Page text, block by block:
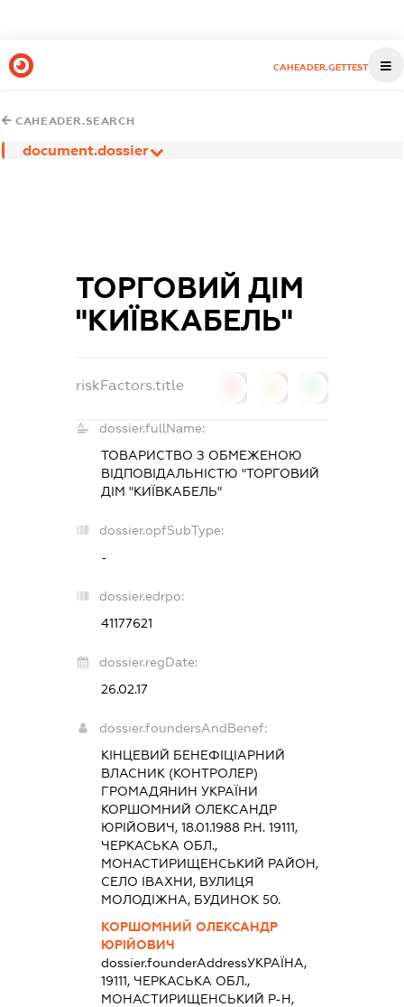
CAHEADER.GETTEST
CAHEADER.SEARCH
document.dossier
ТОРГОВИЙ ДІМ
"КИЇВКАБЕЛЬ"
riskFactors.title
dossier.fullName:
ТОВАРИСТВО З ОБМЕЖЕНОЮ
ВІДПОВІДАЛЬНІСТЮ "ТОРГОВИЙ
ДІМ "КИЇВКАБЕЛЬ"
dossier.opfSubType:
-
dossier.edrpo:
41177621
dossier.regDate:
26.02.17
dossier.foundersAndBenef:
КІНЦЕВИЙ БЕНЕФІЦІАРНИЙ
ВЛАСНИК (КОНТРОЛЕР)
ГРОМАДЯНИН УКРАЇНИ
КОРШОМНИЙ ОЛЕКСАНДР
ЮРІЙОВИЧ, 18.01.1988 Р.Н. 19111,
ЧЕРКАСЬКА ОБЛ.,
МОНАСТИРИЩЕНСЬКИЙ РАЙОН,
СЕЛО ІВАХНИ, ВУЛИЦЯ
МОЛОДІЖНА, БУДИНОК 50.
КОРШОМНИЙ ОЛЕКСАНДР
ЮРІЙОВИЧ
dossier.founderAddressУКРАЇНА,
19111, ЧЕРКАСЬКА ОБЛ.,
МОНАСТИРИЩЕНСЬКИЙ Р-Н,